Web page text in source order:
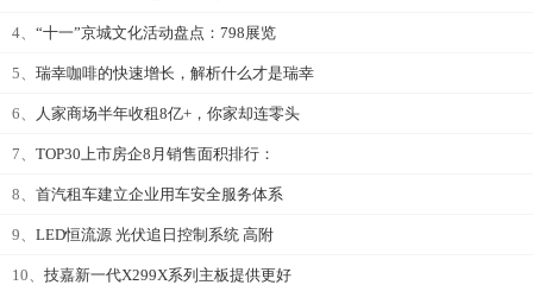
4、 “十一”京城文化活动盘点：798展览
5、 瑞幸咖啡的快速增长，解析什么才是瑞幸
6、 人家商场半年收租8亿+，你家却连零头
7、 TOP30上市房企8月销售面积排行：
8、 首汽租车建立企业用车安全服务体系
9、 LED恒流源 光伏追日控制系统 高附
10、 技嘉新一代X299X系列主板提供更好